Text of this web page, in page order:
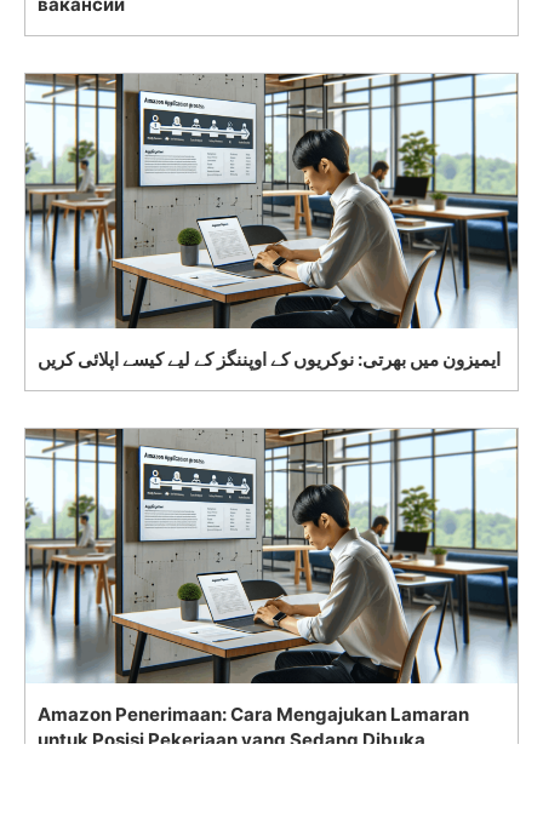
ایمیزون میں بھرتی: نوکریوں کے اوپننگز کے لیے کیسے اپلائی کریں
Amazon Penerimaan: Cara Mengajukan Lamaran
untuk Posisi Pekerjaan yang Sedang Dibuka